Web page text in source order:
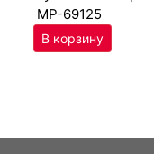
MP-69125